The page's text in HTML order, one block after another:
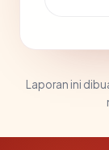
Laporan ini